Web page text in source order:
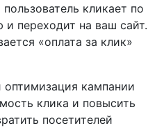
кликает по
переходит на ваш сайт.
«оплата за клик»
оптимизация кампании
клика и повысить
посетителей